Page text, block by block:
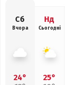
Сб
Вчора
24°
Нд
Сьогодні
25°